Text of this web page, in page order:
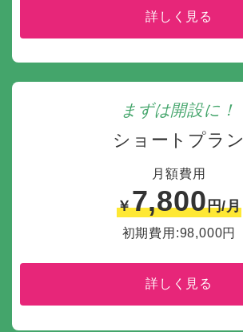
詳しく見る
まずは開設に！
ショートプラン
月額費用
￥7,800円/月
初期費用:98,000円
詳しく見る